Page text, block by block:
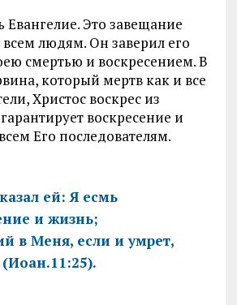
Евангелие. Это завещание
людям. Он заверил его
смертью и воскресением. В
который мертв как и все
Христос воскрес из
воскресение и
Его последователям.
ей: Я есмь
и жизнь;
в Меня, если и умрет,